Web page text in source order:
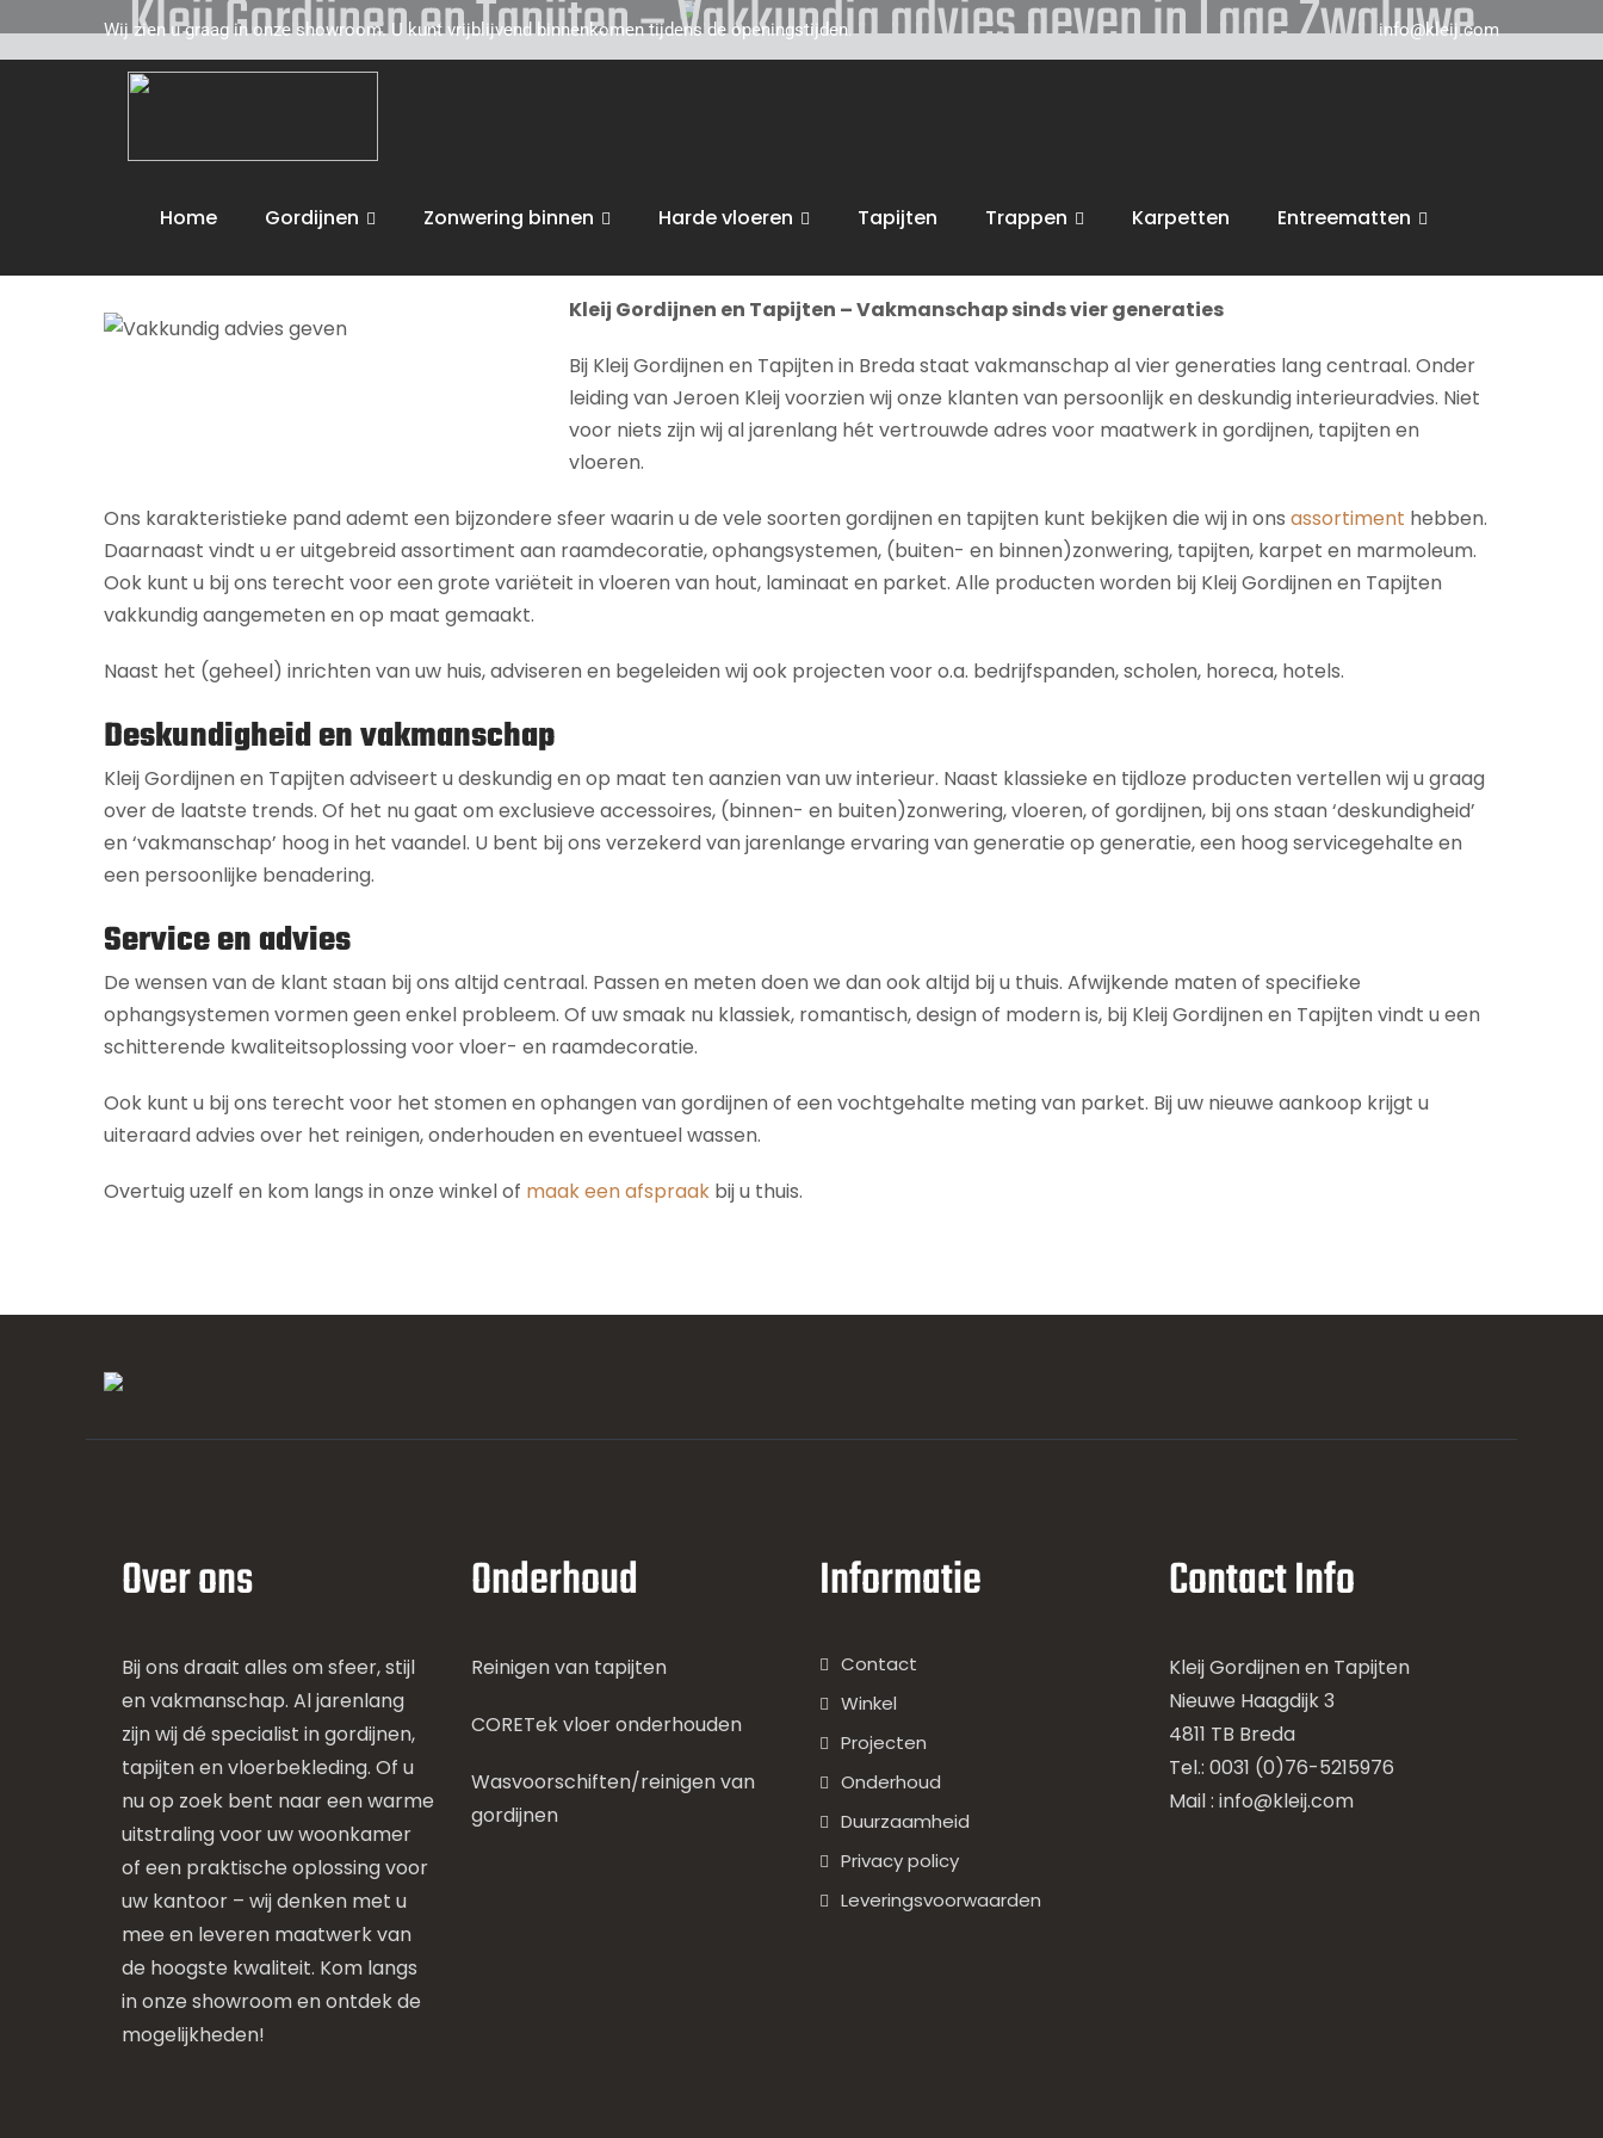
Wij zien u graag in onze showroom. U kunt vrijblijvend binnenkomen tijdens de openingstijden. info@kleij.com
Home Gordijnen Zonwering binnen Harde vloeren Tapijten Trappen Karpetten Entreematten
Kleij Gordijnen en Tapijten – Vakkundig advies geven in Lage Zwaluwe
Zwaluwetoe. Wij adviseren u vakkundig op het gebied van uw interieur, van raamdecoratie of tapijten, tot zonwering, trappen en vloeren. Wij voeren
Kleij Gordijnen en Tapijten – Vakmanschap sinds vier generaties
Bij Kleij Gordijnen en Tapijten in Breda staat vakmanschap al vier generaties lang centraal. Onder
leiding van Jeroen Kleij voorzien wij onze klanten van persoonlijk en deskundig interieuradvies. Niet
voor niets zijn wij al jarenlang hét vertrouwde adres voor maatwerk in gordijnen, tapijten en
vloeren.
Ons karakteristieke pand ademt een bijzondere sfeer waarin u de vele soorten gordijnen en tapijten kunt bekijken die wij in ons assortiment hebben.
Daarnaast vindt u er uitgebreid assortiment aan raamdecoratie, ophangsystemen, (buiten- en binnen)zonwering, tapijten, karpet en marmoleum.
Ook kunt u bij ons terecht voor een grote variëteit in vloeren van hout, laminaat en parket. Alle producten worden bij Kleij Gordijnen en Tapijten
vakkundig aangemeten en op maat gemaakt.
Naast het (geheel) inrichten van uw huis, adviseren en begeleiden wij ook projecten voor o.a. bedrijfspanden, scholen, horeca, hotels.
Deskundigheid en vakmanschap
Kleij Gordijnen en Tapijten adviseert u deskundig en op maat ten aanzien van uw interieur. Naast klassieke en tijdloze producten vertellen wij u graag
over de laatste trends. Of het nu gaat om exclusieve accessoires, (binnen- en buiten)zonwering, vloeren, of gordijnen, bij ons staan ‘deskundigheid’
en ‘vakmanschap’ hoog in het vaandel. U bent bij ons verzekerd van jarenlange ervaring van generatie op generatie, een hoog servicegehalte en
een persoonlijke benadering.
Service en advies
De wensen van de klant staan bij ons altijd centraal. Passen en meten doen we dan ook altijd bij u thuis. Afwijkende maten of specifieke
ophangsystemen vormen geen enkel probleem. Of uw smaak nu klassiek, romantisch, design of modern is, bij Kleij Gordijnen en Tapijten vindt u een
schitterende kwaliteitsoplossing voor vloer- en raamdecoratie.
Ook kunt u bij ons terecht voor het stomen en ophangen van gordijnen of een vochtgehalte meting van parket. Bij uw nieuwe aankoop krijgt u
uiteraard advies over het reinigen, onderhouden en eventueel wassen.
Overtuig uzelf en kom langs in onze winkel of maak een afspraak bij u thuis.
Over ons
Bij ons draait alles om sfeer, stijl
en vakmanschap. Al jarenlang
zijn wij dé specialist in gordijnen,
tapijten en vloerbekleding. Of u
nu op zoek bent naar een warme
uitstraling voor uw woonkamer
of een praktische oplossing voor
uw kantoor – wij denken met u
mee en leveren maatwerk van
de hoogste kwaliteit. Kom langs
in onze showroom en ontdek de
mogelijkheden!
Onderhoud
Reinigen van tapijten
CORETek vloer onderhouden
Wasvoorschiften/reinigen van
gordijnen
Informatie
Contact
Winkel
Projecten
Onderhoud
Duurzaamheid
Privacy policy
Leveringsvoorwaarden
Contact Info
Kleij Gordijnen en Tapijten
Nieuwe Haagdijk 3
4811 TB Breda
Tel.: 0031 (0)76-5215976
Mail : info@kleij.com